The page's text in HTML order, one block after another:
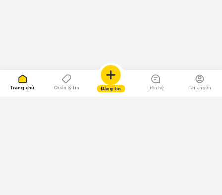
Trang chủ Quản lý tin Đăng tin Liên hệ Tài khoản